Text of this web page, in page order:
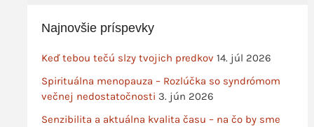
Najnovšie príspevky
Keď tebou tečú slzy tvojich predkov 14. júl 2026
Spirituálna menopauza – Rozlúčka so syndrómom
večnej nedostatočnosti 3. jún 2026
Senzibilita a aktuálna kvalita času – na čo by sme